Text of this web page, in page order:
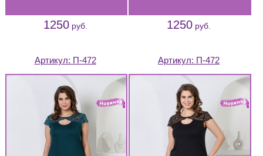
1250руб. 1250руб.
Артикул: П-472 Артикул: П-472